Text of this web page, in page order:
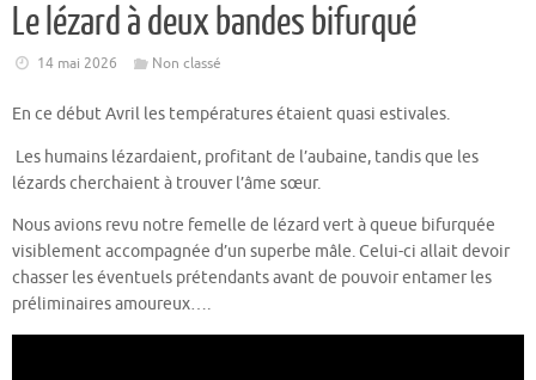
Le lézard à deux bandes bifurqué
14 mai 2026 Non classé
En ce début Avril les températures étaient quasi estivales.
Les humains lézardaient, profitant de l’aubaine, tandis que les
lézards cherchaient à trouver l’âme sœur.
Nous avions revu notre femelle de lézard vert à queue bifurquée
visiblement accompagnée d’un superbe mâle. Celui-ci allait devoir
chasser les éventuels prétendants avant de pouvoir entamer les
préliminaires amoureux….